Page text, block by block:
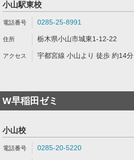
小山駅東校
0285-25-8991
栃木県小山市城東1-12-22
宇都宮線 小山より 徒歩 約14分
W早稲田ゼミ
小山校
0285-20-5220